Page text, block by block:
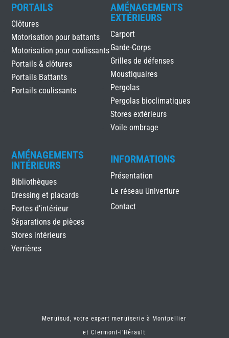
PORTAILS
Clôtures
Motorisation pour battants
Motorisation pour coulissants
Portails & clôtures
Portails Battants
Portails coulissants
AMÉNAGEMENTS
EXTÉRIEURS
Carport
Garde-Corps
Grilles de défenses
Moustiquaires
Pergolas
Pergolas bioclimatiques
Stores extérieurs
Voile ombrage
AMÉNAGEMENTS
INTÉRIEURS
Bibliothèques
Dressing et placards
Portes d’intérieur
Séparations de pièces
Stores intérieurs
Verrières
INFORMATIONS
Présentation
Le réseau Univerture
Contact
Menuisud, votre expert menuiserie à Montpellier
etClermont-l’Hérault